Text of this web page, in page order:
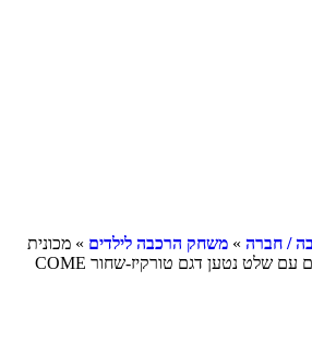
/ חברה » משחק הרכבה לילדים » מכונית
ספורט להרכבה 265 חלקים עם שלט נטען דגם טורקיז-שחור COME